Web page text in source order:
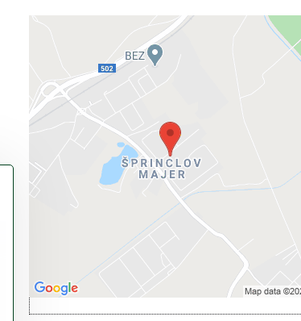
Externý obsah je blokovaný
Prajete si načítať externý obsah?
Povoliť tentokrát
Povoliť a zapamätať - súhlas s druhom
cookie: Funkčné
Otvoriť obsah v novom okne